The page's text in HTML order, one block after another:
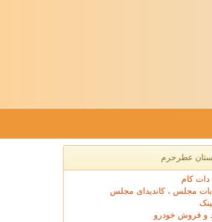
عطرحرم
دات کام
مجلس ، کاندیدای مجلس
و فروش خودرو